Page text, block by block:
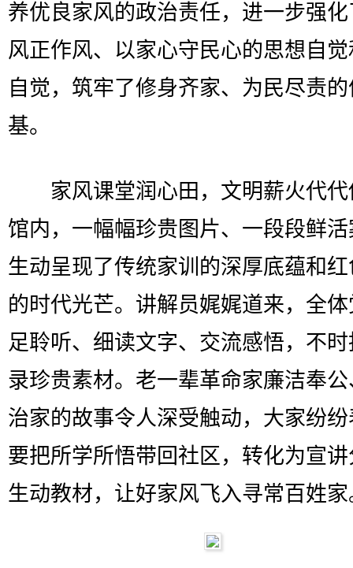
养优良家风的政治责任，进一步强
风正作风、以家心守民心的思想自
自觉，筑牢了修身齐家、为民尽责
基。
家风课堂润心田，文明薪火代代
馆内，一幅幅珍贵图片、一段段鲜
生动呈现了传统家训的深厚底蕴和
的时代光芒。讲解员娓娓道来，全
足聆听、细读文字、交流感悟，不
录珍贵素材。老一辈革命家廉洁奉
治家的故事令人深受触动，大家纷
要把所学所悟带回社区，转化为宣
生动教材，让好家风飞入寻常百姓家